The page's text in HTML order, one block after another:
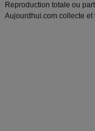
Reproduction totale ou
Aujourdhui.com collecte